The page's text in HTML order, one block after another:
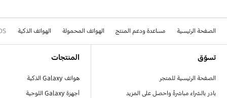
الصفحة الرئيسية مساعدة ودعم المنتج الهواتف المحمولة الهواتف الذكية
تسوّق
الصفحة الرئيسية للمتجر
بادر بالشراء مباشرةً واحصل على المزيد
المنتجات
هواتف Galaxy الذكية
أجهزة Galaxy اللوحية